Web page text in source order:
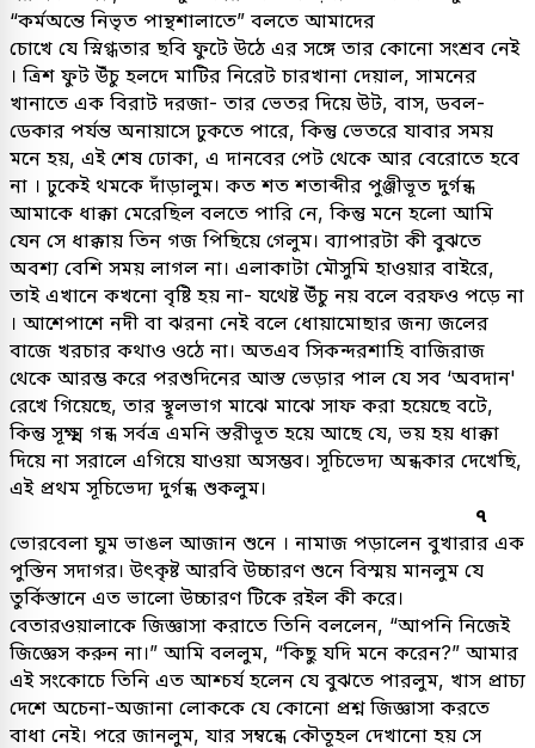
“কর্মঅন্তে নিভৃত পান্থশালাতে” বলতে আমাদের
চোখে যে স্নিগ্ধতার ছবি ফুটে উঠে এর সঙ্গে তার কোনো সংশ্রব নেই
। ত্রিশ ফুট উঁচু হলদে মাটির নিরেট চারখানা দেয়াল, সামনের
খানাতে এক বিরাট দরজা- তার ভেতর দিয়ে উট, বাস, ডবল-
ডেকার পর্যন্ত অনায়াসে ঢুকতে পারে, কিন্তু ভেতরে যাবার সময়
মনে হয়, এই শেষ ঢোকা, এ দানবের পেট থেকে আর বেরোতে হবে
না । ঢুকেই থমকে দাঁড়ালুম। কত শত শতাব্দীর পুঞ্জীভূত দুর্গন্ধ
আমাকে ধাক্কা মেরেছিল বলতে পারি নে, কিন্তু মনে হলো আমি
যেন সে ধাক্কায় তিন গজ পিছিয়ে গেলুম। ব্যাপারটা কী বুঝতে
অবশ্য বেশি সময় লাগল না। এলাকাটা মৌসুমি হাওয়ার বাইরে,
তাই এখানে কখনো বৃষ্টি হয় না- যথেষ্ট উঁচু নয় বলে বরফও পড়ে না
। আশেপাশে নদী বা ঝরনা নেই বলে ধোয়ামোছার জন্য জলের
বাজে খরচার কথাও ওঠে না। অতএব সিকন্দরশাহি বাজিরাজ
থেকে আরম্ভ করে পরশুদিনের আস্ত ভেড়ার পাল যে সব ‘অবদান'
রেখে গিয়েছে, তার স্থূলভাগ মাঝে মাঝে সাফ করা হয়েছে বটে,
কিন্তু সূক্ষ্ম গন্ধ সর্বত্র এমনি স্তরীভূত হয়ে আছে যে, ভয় হয় ধাক্কা
দিয়ে না সরালে এগিয়ে যাওয়া অসম্ভব। সূচিভেদ্য অন্ধকার দেখেছি,
এই প্রথম সূচিভেদ্য দুর্গন্ধ শুকলুম।
৭
ভোরবেলা ঘুম ভাঙল আজান শুনে । নামাজ পড়ালেন বুখারার এক
পুস্তিন সদাগর। উৎকৃষ্ট আরবি উচ্চারণ শুনে বিস্ময় মানলুম যে
তুর্কিস্তানে এত ভালো উচ্চারণ টিকে রইল কী করে।
বেতারওয়ালাকে জিজ্ঞাসা করাতে তিনি বললেন, “আপনি নিজেই
জিজ্ঞেস করুন না।” আমি বললুম, “কিছু যদি মনে করেন?” আমার
এই সংকোচে তিনি এত আশ্চর্য হলেন যে বুঝতে পারলুম, খাস প্রাচ্য
দেশে অচেনা-অজানা লোককে যে কোনো প্রশ্ন জিজ্ঞাসা করতে
বাধা নেই। পরে জানলুম, যার সম্বন্ধে কৌতূহল দেখানো হয় সে